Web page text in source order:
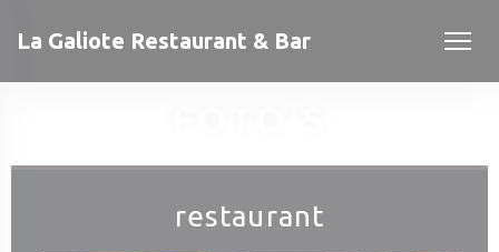
La Galiote Restaurant & Bar
restaurant